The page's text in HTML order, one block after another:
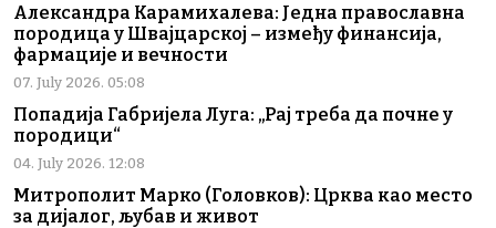
Александра Карамихалева: Једна православна
породица у Швајцарској – између финансија,
фармације и вечности
07. July 2026. 05:08
Попадија Габријела Луга: „Рај треба да почне у
породици“
04. July 2026. 12:08
Митрополит Марко (Головков): Црква као место
за дијалог, љубав и живот